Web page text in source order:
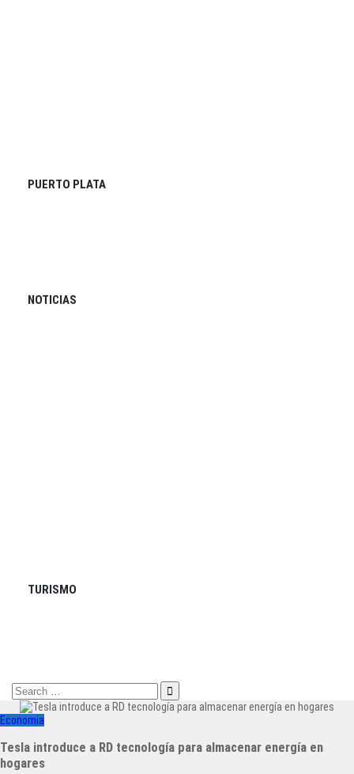
PUERTO PLATA
NOTICIAS
TURISMO
Search
for:
Economia
Tesla introduce a RD tecnología para almacenar energía en
hogares